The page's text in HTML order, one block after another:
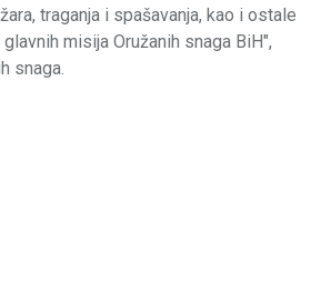
traganja i spašavanja, kao i ostale
misija Oružanih snaga BiH",
snaga.